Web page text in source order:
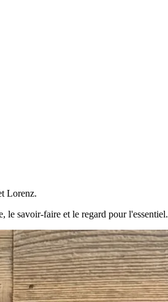
Lorenz.
le savoir-faire et le regard pour l'essentiel.